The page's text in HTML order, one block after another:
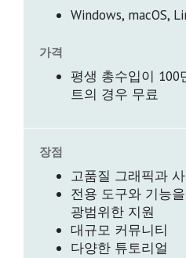
Windows, macOS,
가격
평생 총수입이 100
트의 경우 무료
장점
고품질 그래픽과
전용 도구와 기능
광범위한 지원
대규모 커뮤니티
다양한 튜토리얼